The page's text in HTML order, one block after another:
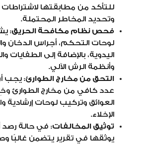
للتأكد من مطابقتها لاشتراطات
وتحديد المخاطر المحتملة.
فحص نظام مكافحة الحريق:
لوحات التحكم، أجراس الدخان
اليدوية، بالإضافة إلى
وأنظمة الرش الآلي.
التحق من مخارج الطوارئ: يجب
عدد كافي من مخارج الطوارئ
العوائق وتركيب لوحات
الإخلاء.
توثيق المخالفات: في حالة رصد
يوثقها في تقرير يتضمن غالبًا